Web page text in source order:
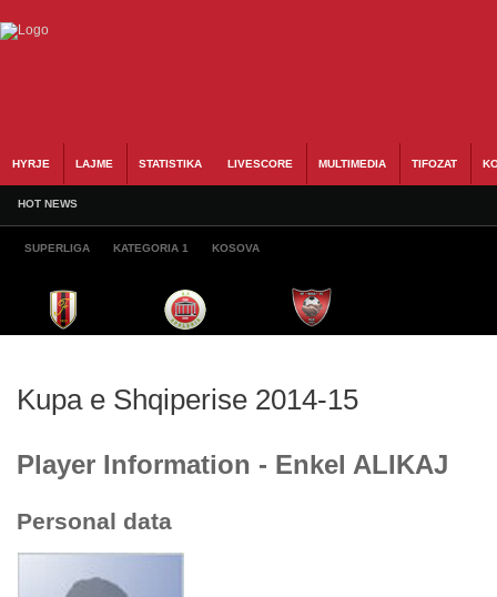
HYRJE LAJME STATISTIKA LIVESCORE MULTIMEDIA TIFOZAT
HOT NEWS
SUPERLIGA KATEGORIA 1 KOSOVA
Kupa e Shqiperise 2014-15
Player Information - Enkel ALIKAJ
Personal data